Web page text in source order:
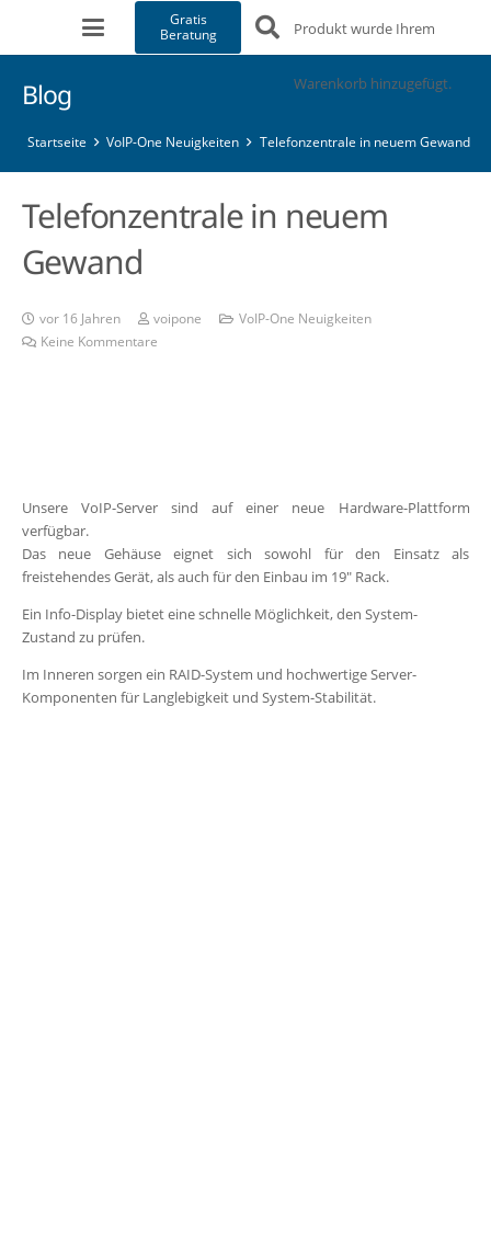
Gratis
Beratung
Produktwurde Ihrem
Warenkorb hinzugefügt.
Blog
Startseite VoIP-One Neuigkeiten Telefonzentrale in neuem Gewand
Telefonzentrale in neuem
Gewand
vor 16 Jahren voipone
VoIP-One Neuigkeiten
Keine Kommentare
Unsere VoIP-Server sind auf einer neue Hardware-Plattform
verfügbar.
Das neue Gehäuse eignet sich sowohl für den Einsatz als
freistehendes Gerät, als auch für den Einbau im 19″ Rack.
Ein Info-Display bietet eine schnelle Möglichkeit, den System-
Zustand zu prüfen.
Im Inneren sorgen ein RAID-System und hochwertige Server-
Komponenten für Langlebigkeit und System-Stabilität.